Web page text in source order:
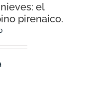
el
pirenaico.